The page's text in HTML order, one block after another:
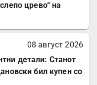
црево“ на
08 август 2026
детали: Станот
бил купен со